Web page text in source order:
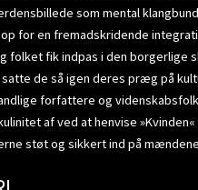
som mental
for en fremadskridende
folket fik indpas i den borgerlige
de så igen deres præg på
forfattere og
af ved at henvise »Kvinden«
støt og sikkert ind på